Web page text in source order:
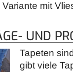
mit
UND
Tapeten
gibt viele